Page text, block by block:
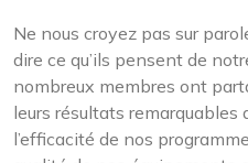
Ne nous croyez pas sur
dire ce qu’ils pensent de
nombreux membres ont
leurs résultats
l’efficacité de nos